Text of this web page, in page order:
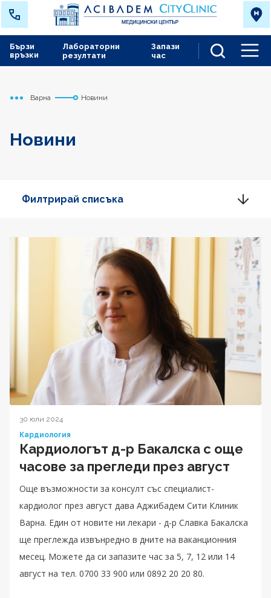
Лабораторни
резултати
Запази
час
Бързи
връзки
Начало
Варна Новини
Новини
Филтрирай списъка
30 юли 2024
Кардиология
Кардиологът д-р Бакалска с още
часове за прегледи през август
Още възможности за консулт със специалист-
кардиолог през август дава Аджибадем Сити Клиник
Варна. Един от новите ни лекари - д-р Славка Бакалска
ще преглежда извънредно в дните на ваканционния
месец. Можете да си запазите час за 5, 7, 12 или 14
август на тел. 0700 33 900 или 0892 20 20 80.